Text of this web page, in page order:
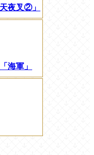
天夜叉②」
「海軍」